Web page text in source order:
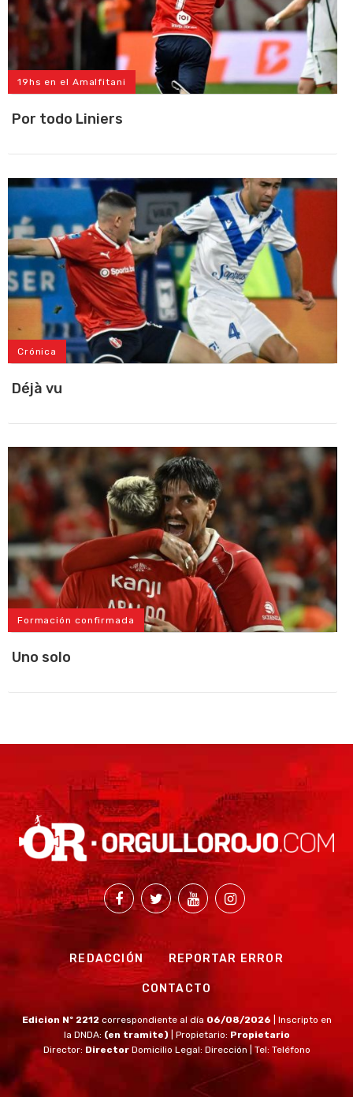
19hs en el Amalfitani
Por todo Liniers
Crónica
Déjà vu
Formación confirmada
Uno solo
REDACCIÓN REPORTAR ERROR
CONTACTO
Edicion Nº 2212 correspondiente al día 06/08/2026
| Inscripto en
la DNDA: (en tramite) | Propietario: Propietario
Director: Director Domicilio Legal: Dirección | Tel: Teléfono